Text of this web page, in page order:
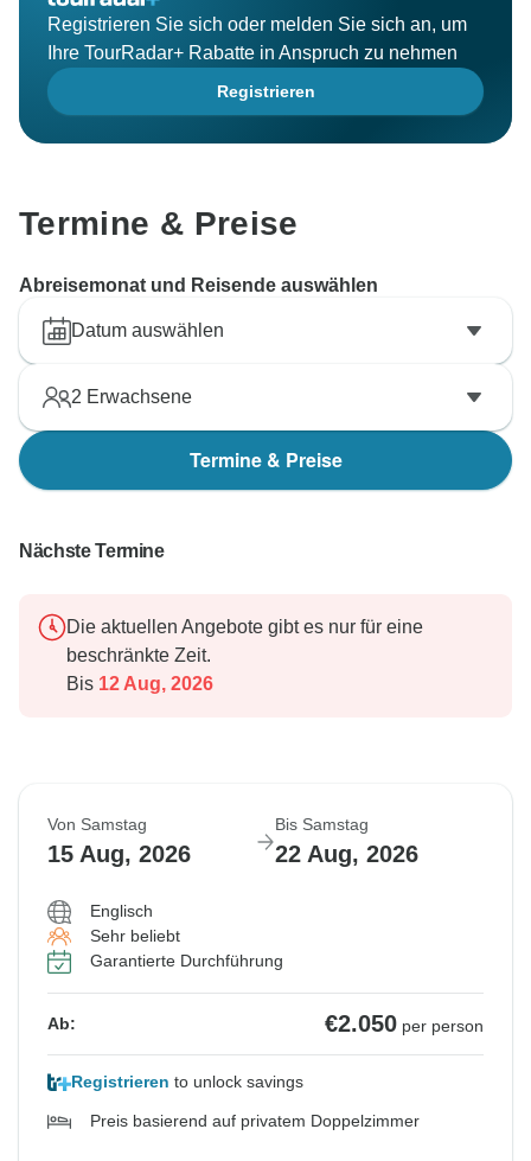
Registrieren Sie sich oder melden Sie sich an, um
Ihre TourRadar+ Rabatte in Anspruch zu nehmen
Registrieren
Termine & Preise
Abreisemonat und Reisende auswählen
Datum auswählen
2 Erwachsene
Termine & Preise
Nächste Termine
Die aktuellen Angebote gibt es nur für eine
beschränkte Zeit.
Bis 12 Aug, 2026
Von Samstag
15 Aug, 2026
Bis Samstag
22 Aug, 2026
Englisch
Sehr beliebt
Garantierte Durchführung
Ab: €2.050 per person
Registrieren to unlock savings
Preis basierend auf privatem Doppelzimmer